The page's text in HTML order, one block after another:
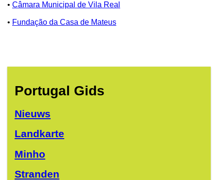
• Câmara Municipal de Vila Real
• Fundação da Casa de Mateus
Portugal Gids
Nieuws
Landkarte
Minho
Stranden